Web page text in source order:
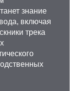
знание
включая
трека